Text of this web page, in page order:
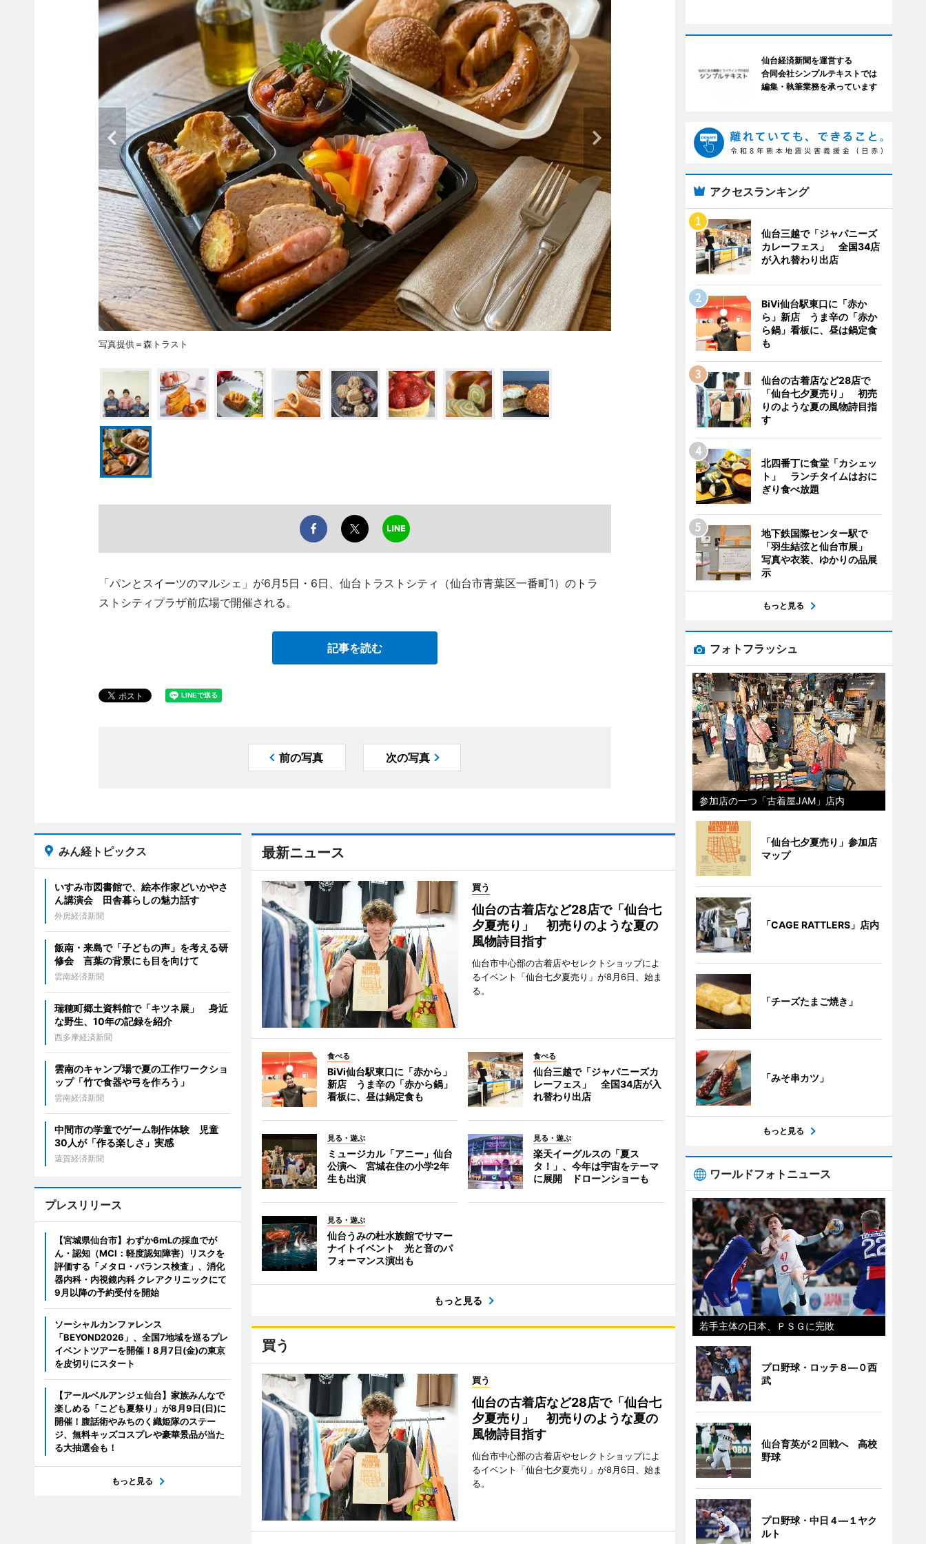
写真提供＝森トラスト
「パンとスイーツのマルシェ」が6月5日・6日、仙台トラストシティ（仙台市青葉区一番町1）のトラ
ストシティプラザ前広場で開催される。
記事を読む
前の写真 次の写真
最新ニュース
買う
仙台の古着店など28店で「仙台七
夕夏売り」 初売りのような夏の
風物詩目指す
仙台市中心部の古着店やセレクトショップによ
るイベント「仙台七夕夏売り」が8月6日、始ま
る。
食べる
BiVi仙台駅東口に「赤から」
新店 うま辛の「赤から鍋」
看板に、昼は鍋定食も
食べる
仙台三越で「ジャパニーズカ
レーフェス」 全国34店が入
れ替わり出店
見る・遊ぶ
ミュージカル「アニー」仙台
公演へ 宮城在住の小学2年
生も出演
見る・遊ぶ
楽天イーグルスの「夏ス
タ！」、今年は宇宙をテーマ
に展開 ドローンショーも
見る・遊ぶ
仙台うみの杜水族館でサマー
ナイトイベント 光と音のパ
フォーマンス演出も
もっと見る
買う
買う
仙台の古着店など28店で「仙台七
夕夏売り」 初売りのような夏の
風物詩目指す
仙台市中心部の古着店やセレクトショップによ
るイベント「仙台七夕夏売り」が8月6日、始ま
る。
みん経トピックス
いすみ市図書館で、絵本作家どいかやさ
ん講演会 田舎暮らしの魅力話す
外房経済新聞
飯南・来島で「子どもの声」を考える研
修会 言葉の背景にも目を向けて
雲南経済新聞
瑞穂町郷土資料館で「キツネ展」 身近
な野生、10年の記録を紹介
西多摩経済新聞
雲南のキャンプ場で夏の工作ワークショ
ップ「竹で食器や弓を作ろう」
雲南経済新聞
中間市の学童でゲーム制作体験 児童
30人が「作る楽しさ」実感
遠賀経済新聞
プレスリリース
【宮城県仙台市】わずか6mLの採血でが
ん・認知（MCI：軽度認知障害）リスクを
評価する「メタロ・バランス検査」、消化
器内科・内視鏡内科 クレアクリニックにて
9月以降の予約受付を開始
ソーシャルカンファレンス
「BEYOND2026」、全国7地域を巡るプレ
イベントツアーを開催！8月7日(金)の東京
を皮切りにスタート
【アールベルアンジェ仙台】家族みんなで
楽しめる「こども夏祭り」が8月9日(日)に
開催！腹話術やみちのく織姫隊のステー
ジ、無料キッズコスプレや豪華景品が当た
る大抽選会も！
もっと見る
仙台経済新聞を運営する
合同会社シンプルテキストでは
編集・執筆業務を承っています
アクセスランキング
仙台三越で「ジャパニーズ
カレーフェス」 全国34店
が入れ替わり出店
BiVi仙台駅東口に「赤か
ら」新店 うま辛の「赤か
ら鍋」看板に、昼は鍋定食
も
仙台の古着店など28店で
「仙台七夕夏売り」 初売
りのような夏の風物詩目指
す
北四番丁に食堂「カシェッ
ト」 ランチタイムはおに
ぎり食べ放題
地下鉄国際センター駅で
「羽生結弦と仙台市展」
写真や衣装、ゆかりの品展
示
もっと見る
フォトフラッシュ
参加店の一つ「古着屋JAM」店内
「仙台七夕夏売り」参加店
マップ
「CAGE RATTLERS」店内
「チーズたまご焼き」
「みそ串カツ」
もっと見る
ワールドフォトニュース
若手主体の日本、ＰＳＧに完敗
プロ野球・ロッテ８―０西
武
仙台育英が２回戦へ 高校
野球
プロ野球・中日４―１ヤク
ルト